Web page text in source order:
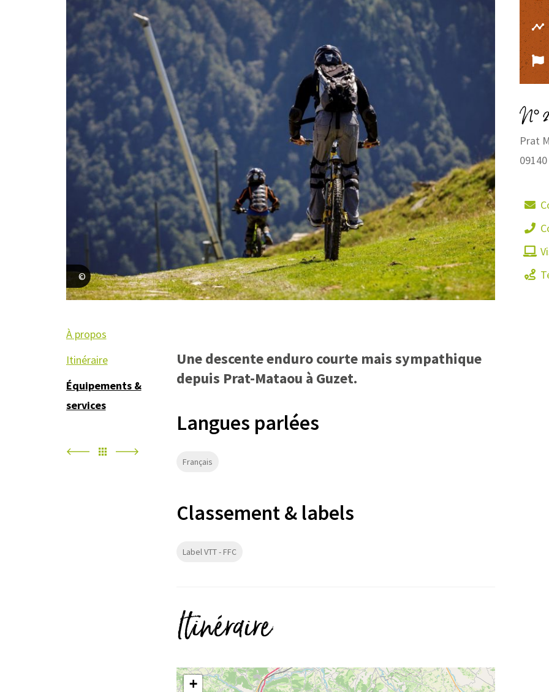
S. Meurisse
À propos
Itinéraire
Équipements &
services
Une descente enduro courte mais sympathique
depuis Prat-Mataou à Guzet.
Langues parlées
Français
Classement & labels
Label VTT - FFC
Itinéraire
+
N°
Prat
09140